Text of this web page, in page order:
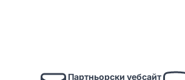
Партньорски уебсайт